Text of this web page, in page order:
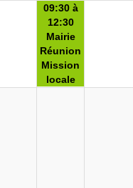
09:30 à
12:30
Mairie
Réunion
Mission
locale